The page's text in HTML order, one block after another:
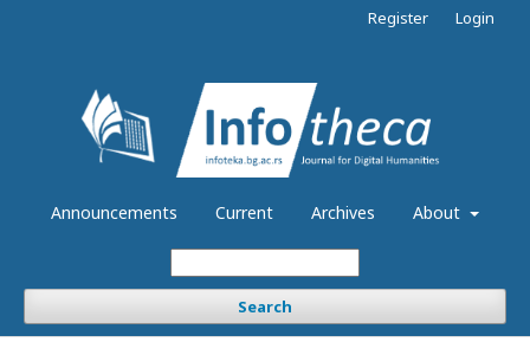
Announcements Current Archives About
Search
Register Login